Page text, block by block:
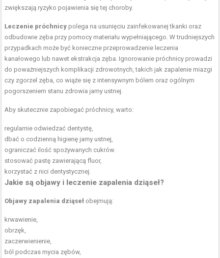
zwiększają ryzyko pojawienia się tej choroby.
Leczenie próchnicy polega na usunięciu zainfekowanej tkanki oraz
odbudowie zęba przy pomocy materiału wypełniającego. W trudniejszych
przypadkach może być konieczne przeprowadzenie leczenia
kanałowego lub nawet ekstrakcja zęba. Ignorowanie próchnicy prowadzi
do poważniejszych komplikacji zdrowotnych, takich jak zapalenie miazgi
czy zgorzel zęba, co wiąże się z intensywnym bólem oraz ogólnym
pogorszeniem stanu zdrowia jamy ustnej.
Aby skutecznie zapobiegać próchnicy, warto:
regularnie odwiedzać dentystę,
dbać o codzienną higienę jamy ustnej,
ograniczać ilość spożywanych cukrów.
stosować pastę zawierającą fluor,
korzystać z nici dentystycznej.
Jakie są objawy i leczenie zapalenia dziąseł?
Objawy zapalenia dziąseł obejmują:
krwawienie,
obrzęk,
zaczerwienienie,
ból podczas mycia zębów,